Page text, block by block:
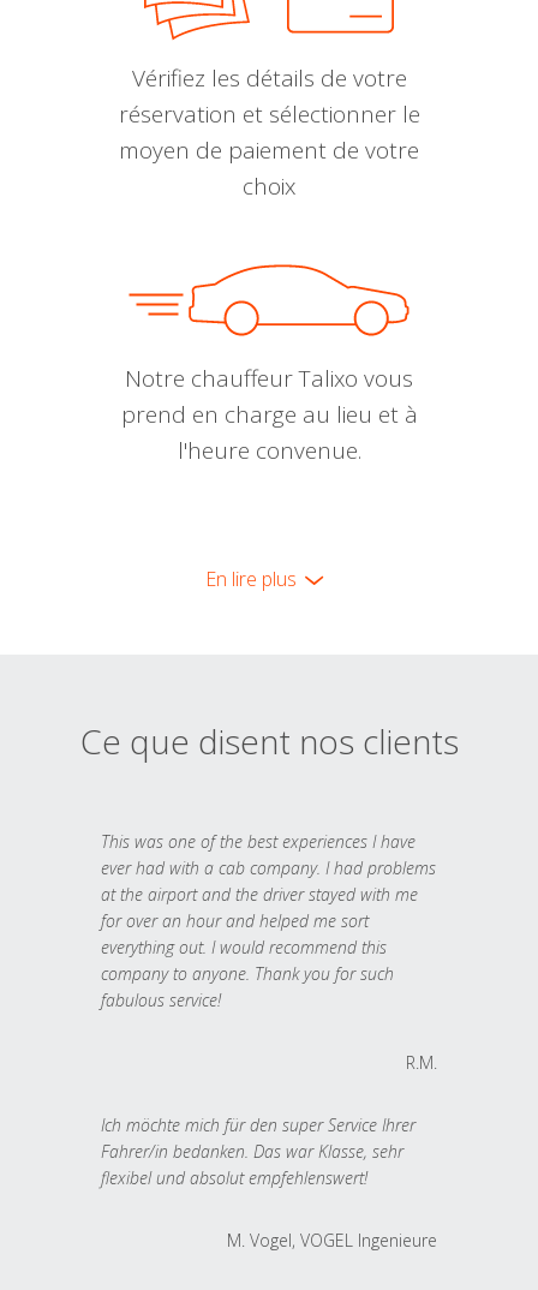
Vérifiez les détails de votre
réservation et sélectionner le
moyen de paiement de votre
choix
Notre chauffeur Talixo vous
prend en charge au lieu et à
l'heure convenue.
En lire plus
Ce que disent nos clients
This was one of the best experiences I have
ever had with a cab company. I had problems
at the airport and the driver stayed with me
for over an hour and helped me sort
everything out. I would recommend this
company to anyone. Thank you for such
fabulous service!
R.M.
Ich möchte mich für den super Service Ihrer
Fahrer/in bedanken. Das war Klasse, sehr
flexibel und absolut empfehlenswert!
M. Vogel, VOGEL Ingenieure